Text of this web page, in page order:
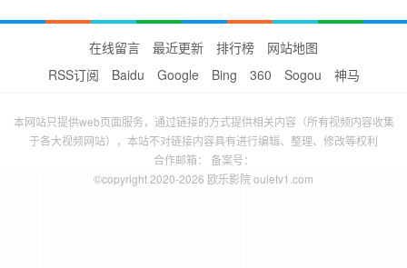
在线留言 最近更新 排行榜
网站地图
RSS订阅
Baidu Google Bing 360 Sogou 神马
本网站只提供web页面服务，通过链接的方式提供相关内容（所有视频内容收集
于各大视频网站），本站不对链接内容具有进行编辑、整理、修改等权利
合作邮箱： 备案号：
©copyright 2020-2026 欧乐影院 ouletv1.com